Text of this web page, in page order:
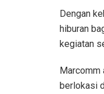
Dengan
hiburan
kegiatan
Marcomm
berlokasi